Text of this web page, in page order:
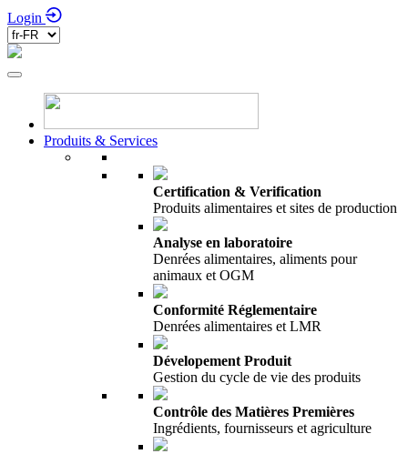
Login
Produits & Services
Certification & Verification
Produits alimentaires et sites de production
Analyse en laboratoire
Denrées alimentaires, aliments pour
animaux et OGM
Conformité Réglementaire
Denrées alimentaires et LMR
Dévelopement Produit
Gestion du cycle de vie des produits
Contrôle des Matières Premières
Ingrédients, fournisseurs et agriculture